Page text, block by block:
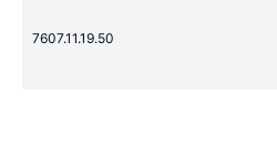
7607.11.19.50